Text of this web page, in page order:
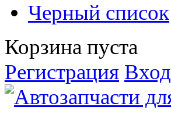
Черный список
Корзина пуста
Регистрация Вход